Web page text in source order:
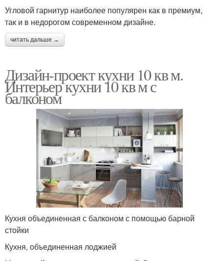
Угловой гарнитур наиболее популярен как в премиум,
так и в недорогом современном дизайне.
читать дальше →
Дизайн-проект кухни 10 кв м.
Интерьер кухни 10 кв м с
балконом
Кухня объединенная с балконом с помощью барной
стойки
Кухня, объединенная лоджией